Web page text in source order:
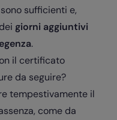
sufficienti e,
giorni aggiuntivi
.
il certificato
da seguire?
tempestivamente il
come da